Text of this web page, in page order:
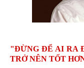
"ĐỪNG ĐỂ AI RA
TRỞ NÊN TỐT